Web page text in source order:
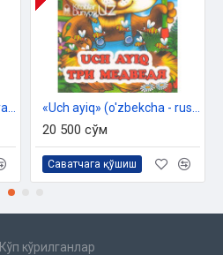
20 500 сўм
Саватчага қўшиш
Кўп кўрилганлар